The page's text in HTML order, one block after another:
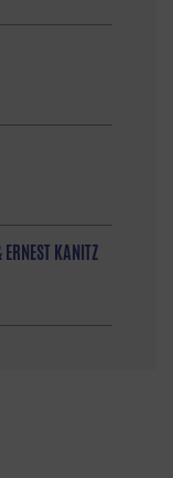
KANITZ